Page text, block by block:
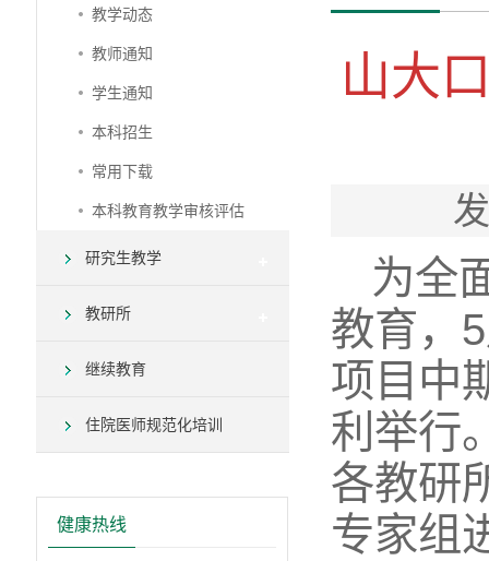
教学动态
教师通知
学生通知
本科招生
常用下载
本科教育教学审核评估
研究生教学
教研所
继续教育
住院医师规范化培训
健康热线
山大
为全
教育，
项目中
利举行
各教研
专家组